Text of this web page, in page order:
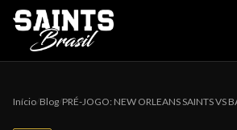
Início Blog PRÉ-JOGO: NEW ORLEANS SAINTS VS